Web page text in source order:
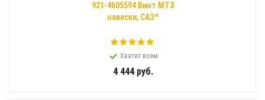
921-4605594 Винт МТЗ
навески, САЗ*
Хватит всем
4 444руб.